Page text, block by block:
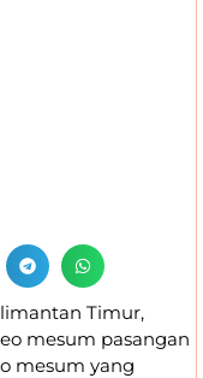
Timur,
mesum pasangan
mesum yang